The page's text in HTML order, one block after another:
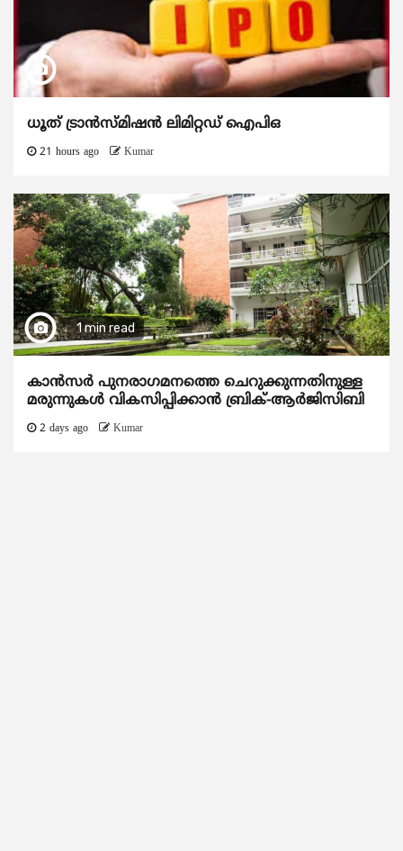
ധൂത് ട്രാൻസ്മിഷൻ ലിമിറ്റഡ് ഐപിഒ
21 hours ago Kumar
1 min read
കാന്‍സര്‍ പുനരാഗമനത്തെ ചെറുക്കുന്നതിനുള്ള
മരുന്നുകള്‍ വികസിപ്പിക്കാന്‍ ബ്രിക്-ആര്‍ജിസിബി
2 days ago Kumar